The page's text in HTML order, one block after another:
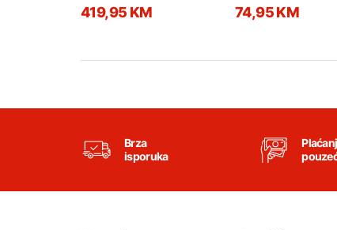
419,95 KM 74,95 KM
Brza
isporuka